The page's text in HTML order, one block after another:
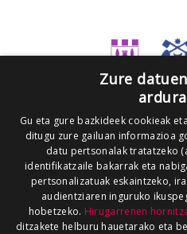
Zure
Gu eta gure bazkideek cookieak
ditugu zure gailuan informazioa
datu pertsonalak tratatzeko
identifikatzaile bakarrak eta
pertsonalizatuak eskaintzeko,
audientziaren inguruko
hobetzeko. Hirugarrenen
ditzakete helburu hauetarako eta